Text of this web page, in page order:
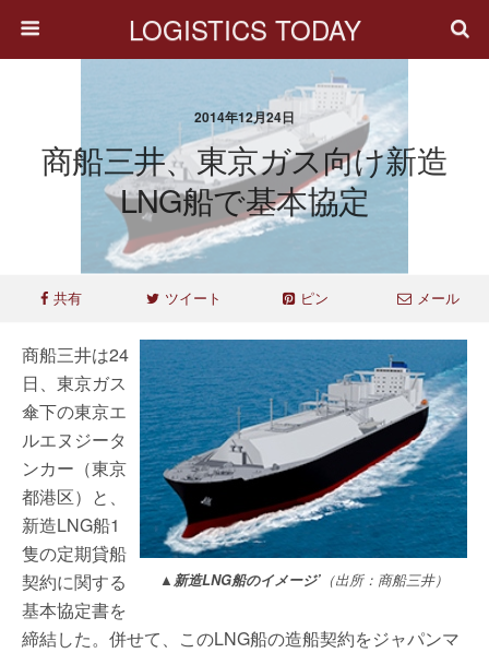
LOGISTICS TODAY
2014年12月24日
商船三井、東京ガス向け新造
LNG船で基本協定
共有 ツイート ピン メール
▲新造LNG船のイメージ’（出所：商船三井）
商船三井は24
日、東京ガス
傘下の東京エ
ルエヌジータ
ンカー（東京
都港区）と、
新造LNG船1
隻の定期貸船
契約に関する
基本協定書を
締結した。併せて、このLNG船の造船契約をジャパンマ